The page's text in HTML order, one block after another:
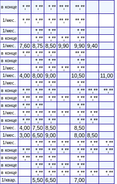
в конце *,** *,** *,** **,**
**,**
1/мес. *,** *,** *,** **,**
**,**
1/мес. *,** *,**
*,**
в конце *,** *,** *,**
*,**
1/мес. 7,60 8,75 8,50 9,90 9,90 9,40
в конце *,** *,** *,**
**,**
в конце *,** *,**
*,**
1/мес. *,** *,** *,**
*,**
1/мес. 4,00 8,00 9,00 10,50
11,00
1/мес. *,** *,**
*,**
в конце *,** *,** *,** *,** **,**
**,**
в конце *,** *,** *,** *,** *,**
*,**
в конце *,** *,**
*,**
1/мес. *,** *,** *,** *,** *,**
*,**
в конце *,** *,** *,** *,**
*,**
1/мес. 4,00 7,50 8,50
8,50
1/мес. 3,00 6,50 9,00 8,00 8,50
1/мес. *,** *,** *,** *,** *,**
*,**
в конце *,** *,** *,** *,** *,** *,**
*,**
в конце *,** *,** *,**
*,**
в конце *,** *,** *,**
*,**
в конце *,** *,** *,** *,** *,**
*,**
1/квар. 5,50 6,50
7,00